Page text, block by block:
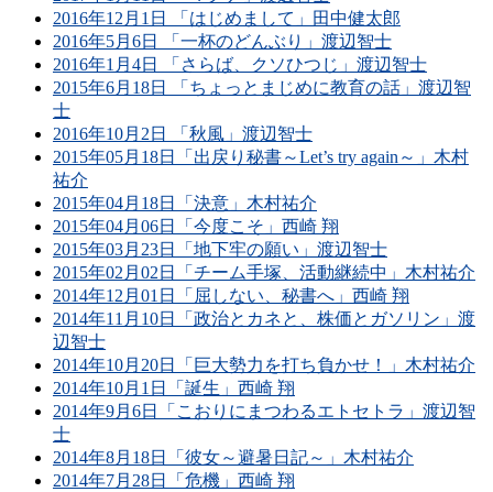
2016年12月1日 「はじめまして」田中健太郎
2016年5月6日 「一杯のどんぶり」渡辺智士
2016年1月4日 「さらば、クソひつじ」渡辺智士
2015年6月18日 「ちょっとまじめに教育の話」渡辺智
士
2016年10月2日 「秋風」渡辺智士
2015年05月18日「出戻り秘書～Let’s try again～」木村
祐介
2015年04月18日「決意」木村祐介
2015年04月06日「今度こそ」西崎 翔
2015年03月23日「地下牢の願い」渡辺智士
2015年02月02日「チーム手塚、活動継続中」木村祐介
2014年12月01日「屈しない、秘書へ」西崎 翔
2014年11月10日「政治とカネと、株価とガソリン」渡
辺智士
2014年10月20日「巨大勢力を打ち負かせ！」木村祐介
2014年10月1日「誕生」西崎 翔
2014年9月6日「こおりにまつわるエトセトラ」渡辺智
士
2014年8月18日「彼女～避暑日記～」木村祐介
2014年7月28日「危機」西崎 翔